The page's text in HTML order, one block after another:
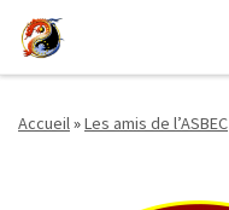
Passer au contenu
Accueil»Les amis de l’ASBEC